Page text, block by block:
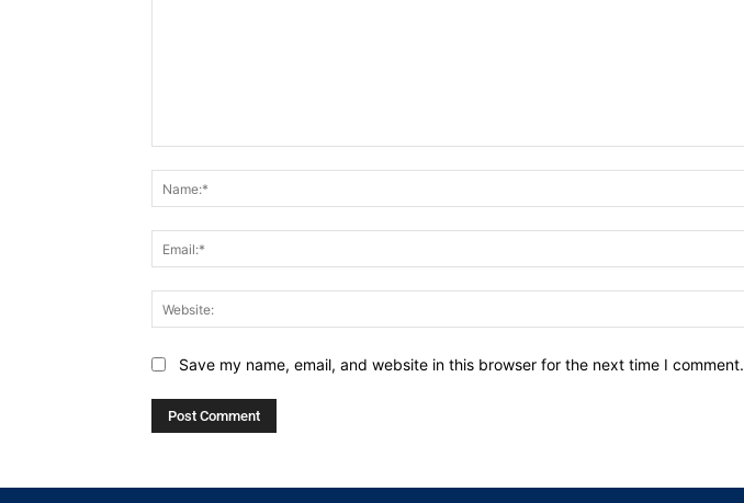
Save my name, email, and website in this browser for the next time I comment.